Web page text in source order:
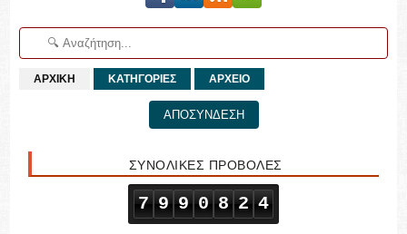
ΑΡΧΙΚΗ ΚΑΤΗΓΟΡΙΕΣ ΑΡΧΕΙΟ
ΑΠΟΣΥΝΔΕΣΗ
ΣΥΝΟΛΙΚΕΣ ΠΡΟΒΟΛΕΣ
7 9 9 0 8 2 4